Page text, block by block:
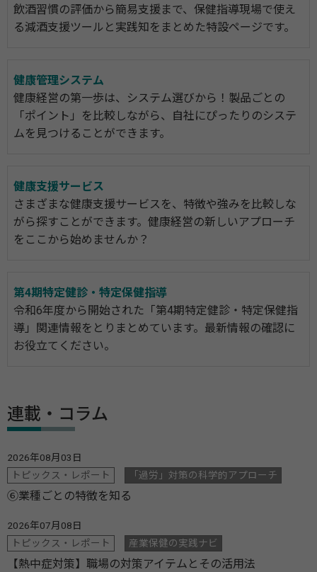
飲酒習慣の評価から簡易支援まで、保健指導現場で使え
る減酒支援ツールと実践知をまとめた特設ページです。
健康管理システム
健康経営の第一歩は、システム選びから！製品ごとの
「ポイント」を比較しながら、自社にぴったりのシステ
ムを見つけることができます。
健康支援サービス
さまざまな健康支援サービスを、特徴や強みを比較しな
がら探すことができます。健康経営の新しいアプローチ
をここから始めませんか？
第4期特定健診・特定保健指導
令和6年度から開始された「第4期特定健診・特定保健指
導」関連情報をとりまとめています。最新情報の確認に
お役立てください。
連載・コラム
2026年08月03日
トピックス・レポート
「過労」対策の科学的アプローチ
⑥業種ごとの特徴を知る
2026年07月08日
トピックス・レポート
産業保健の実践ナビ
【熱中症対策】職場の対策アイテムとその活用法